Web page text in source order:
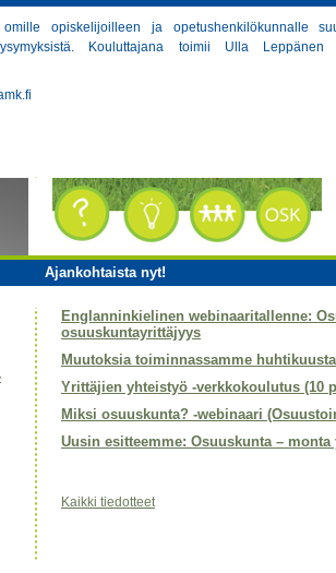
opiskelijoilleen ja opetushenkilökunnalle
Kouluttajana toimii Ulla Leppänen
Ajankohtaista nyt!
Englanninkielinen webinaaritallenne:
osuuskuntayrittäjyys
Muutoksia toiminnassamme
Yrittäjien yhteistyö -verkkokoulutus (10
Miksi osuuskunta? -webinaari
Uusin esitteemme: Osuuskunta – monta
Kaikki tiedotteet